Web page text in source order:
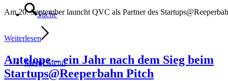
Suche
Menü Menü
Am 20. September launcht QVC als Partner des
Weiterlesen
Antelope – ein Jahr nach dem Sieg beim
Startups@Reeperbahn Pitch